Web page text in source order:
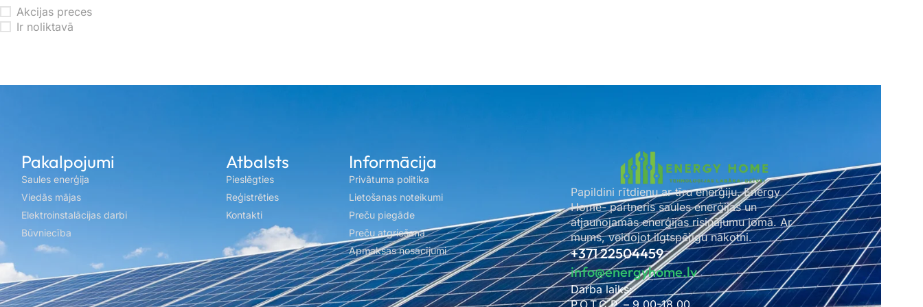
Akcijas preces
Ir noliktavā
Pakalpojumi
Saules enerģija
Viedās mājas
Elektroinstalācijas darbi
Būvniecība
Atbalsts
Pieslēgties
Reģistrēties
Kontakti
Informācija
Privātuma politika
Lietošanas noteikumi
Preču piegāde
Preču atgriešana
Apmaksas nosacījumi
Papildini rītdienu ar tīru enerģiju. Energy
Home- partneris saules enerģijas un
atjaunojamās enerģijas risinājumu jomā. Ar
mums, veidojot ilgtspējīgu nākotni.
+371 22504459
info@energyhome.lv
Darba laiks:
P.O.T.C.P. – 9.00-18.00